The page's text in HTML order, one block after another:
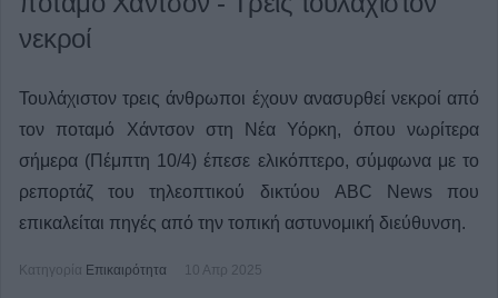
νεκροί
Τουλάχιστον τρεις άνθρωποι έχουν ανασυρθεί νεκροί από
τον ποταμό Χάντσον στη Νέα Υόρκη, όπου νωρίτερα
σήμερα (Πέμπτη 10/4) έπεσε ελικόπτερο, σύμφωνα με το
ρεπορτάζ του τηλεοπτικού δικτύου ABC News που
επικαλείται πηγές από την τοπική αστυνομική διεύθυνση.
Κατηγορία Επικαιρότητα 10 Απρ 2025